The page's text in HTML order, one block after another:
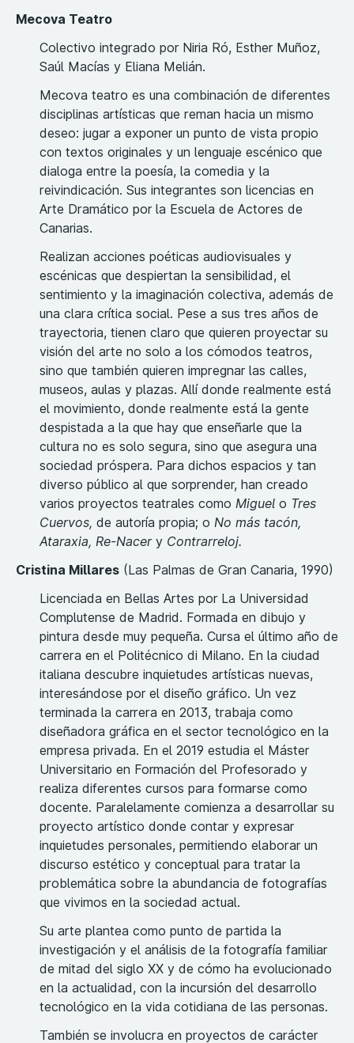
Mecova Teatro
Colectivo integrado por Niria Ró, Esther Muñoz,
Saúl Macías y Eliana Melián.
Mecova teatro es una combinación de diferentes
disciplinas artísticas que reman hacia un mismo
deseo: jugar a exponer un punto de vista propio
con textos originales y un lenguaje escénico que
dialoga entre la poesía, la comedia y la
reivindicación. Sus integrantes son licencias en
Arte Dramático por la Escuela de Actores de
Canarias.
Realizan acciones poéticas audiovisuales y
escénicas que despiertan la sensibilidad, el
sentimiento y la imaginación colectiva, además de
una clara crítica social. Pese a sus tres años de
trayectoria, tienen claro que quieren proyectar su
visión del arte no solo a los cómodos teatros,
sino que también quieren impregnar las calles,
museos, aulas y plazas. Allí donde realmente está
el movimiento, donde realmente está la gente
despistada a la que hay que enseñarle que la
cultura no es solo segura, sino que asegura una
sociedad próspera. Para dichos espacios y tan
diverso público al que sorprender, han creado
varios proyectos teatrales como Miguel o Tres
Cuervos, de autoría propia; o No más tacón,
Ataraxia, Re-Nacer y Contrarreloj.
Cristina Millares (Las Palmas de Gran Canaria, 1990)
Licenciada en Bellas Artes por La Universidad
Complutense de Madrid. Formada en dibujo y
pintura desde muy pequeña. Cursa el último año de
carrera en el Politécnico di Milano. En la ciudad
italiana descubre inquietudes artísticas nuevas,
interesándose por el diseño gráfico. Un vez
terminada la carrera en 2013, trabaja como
diseñadora gráfica en el sector tecnológico en la
empresa privada. En el 2019 estudia el Máster
Universitario en Formación del Profesorado y
realiza diferentes cursos para formarse como
docente. Paralelamente comienza a desarrollar su
proyecto artístico donde contar y expresar
inquietudes personales, permitiendo elaborar un
discurso estético y conceptual para tratar la
problemática sobre la abundancia de fotografías
que vivimos en la sociedad actual.
Su arte plantea como punto de partida la
investigación y el análisis de la fotografía familiar
de mitad del siglo XX y de cómo ha evolucionado
en la actualidad, con la incursión del desarrollo
tecnológico en la vida cotidiana de las personas.
También se involucra en proyectos de carácter